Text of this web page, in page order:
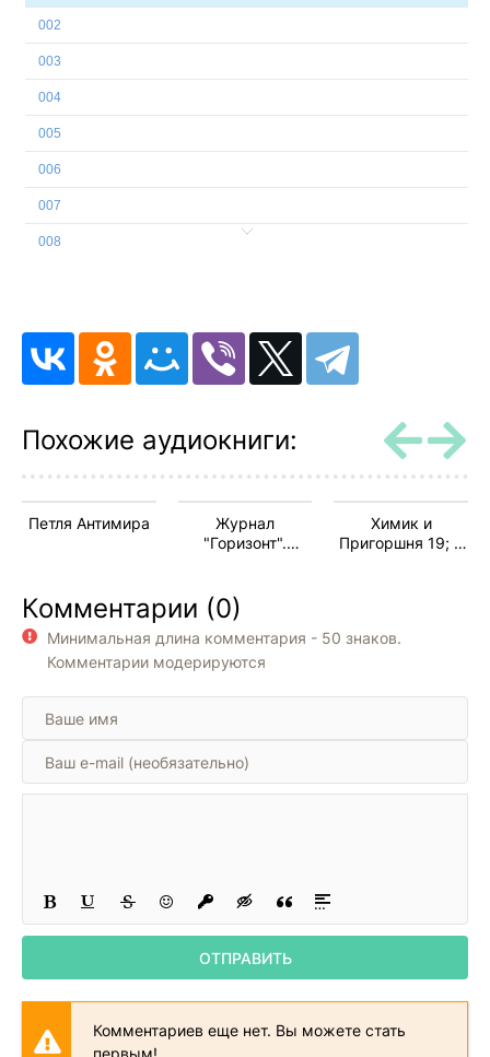
002
003
004
005
006
007
008
011
012
016
018
019
Похожие аудиокниги:
Петля Антимира
Журнал
"Горизонт".
Химик и
Пригоршня 19; Я
Комментарии (0)
Минимальная длина комментария - 50 знаков.
Комментарии модерируются
ОТПРАВИТЬ
Комментариев еще нет. Вы можете стать
первым!